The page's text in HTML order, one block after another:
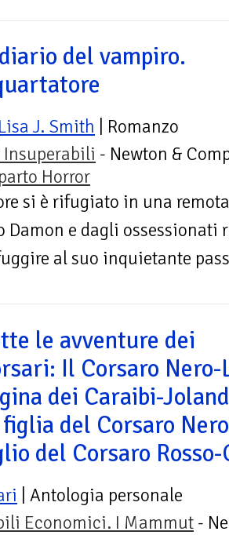
del vampiro.
Lisa J. Smith | Romanzo
Insuperabili - Newton &
Horror
si è rifugiato in una
Damon e dagli
al suo inquietante
le avventure dei
Il Corsaro Nero-
dei Caraibi-
del Corsaro
del Corsaro
| Antologia personale
Economici. I Mammut -